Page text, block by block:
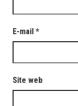
E-mail *
Site web